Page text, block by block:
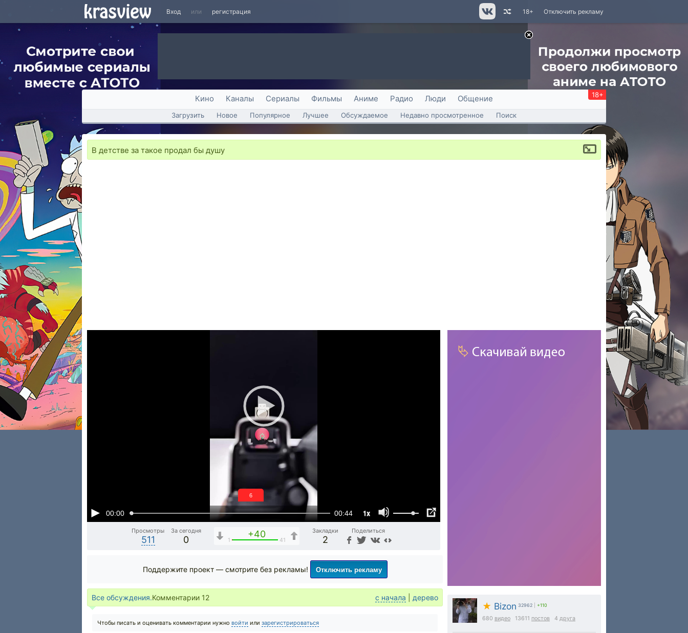
Вход или регистрация Отключить рекламу
18+
Кино Каналы Сериалы Фильмы Аниме Радио Люди Общение 18+
Загрузить Новое Популярное Лучшее Обсуждаемое Недавно просмотренное Поиск
В детстве за такое продал бы душу
00:00 00:44 1x
5
Просмотры
511
За сегодня
0
+40
1 41
Закладки
2
Поделиться
★ Bizon 32962 +110
680 видео 13611 постов 4 друга
Поддержите проект — смотрите без рекламы! Отключить рекламу
Все обсуждения.Комментарии 12 с начала дерево
Чтобы писать и оценивать комментарии нужно войти или зарегистрироваться